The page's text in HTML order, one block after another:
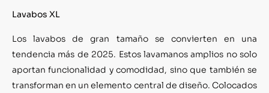
Lavabos XL
Los lavabos de gran tamaño se convierten en una
tendencia más de 2025. Estos lavamanos amplios no solo
aportan funcionalidad y comodidad, sino que también se
transforman en un elemento central de diseño. Colocados